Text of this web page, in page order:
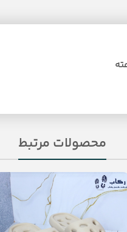
محصولات مرتبط